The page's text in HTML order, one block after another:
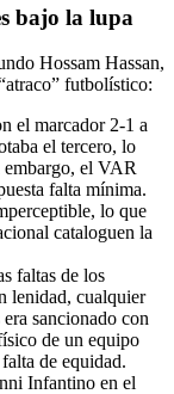
bajo la lupa
Hossam Hassan,
futbolístico:
el marcador 2-1 a
el tercero, lo
embargo, el VAR
falta mínima.
lo que
cataloguen la
faltas de los
lenidad, cualquier
sancionado con
de un equipo
de equidad.
Infantino en el